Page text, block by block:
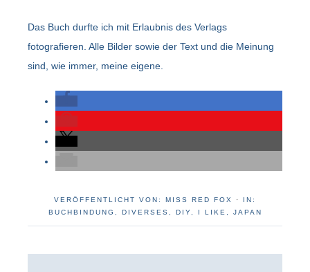
Das Buch durfte ich mit Erlaubnis des Verlags
fotografieren. Alle Bilder sowie der Text und die Meinung
sind, wie immer, meine eigene.
VERÖFFENTLICHT VON: MISS RED FOX ·
IN:
BUCHBINDUNG , DIVERSES , DIY, I LIKE , JAPAN